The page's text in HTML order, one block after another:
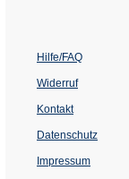
Hilfe/FAQ
Widerruf
Kontakt
Datenschutz
Impressum